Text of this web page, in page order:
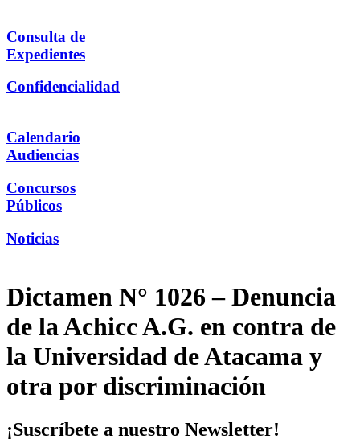
Consulta de
Expedientes
Confidencialidad
Calendario
Audiencias
Concursos
Públicos
Noticias
Dictamen N° 1026 – Denuncia
de la Achicc A.G. en contra de
la Universidad de Atacama y
otra por discriminación
¡Suscríbete a nuestro Newsletter!